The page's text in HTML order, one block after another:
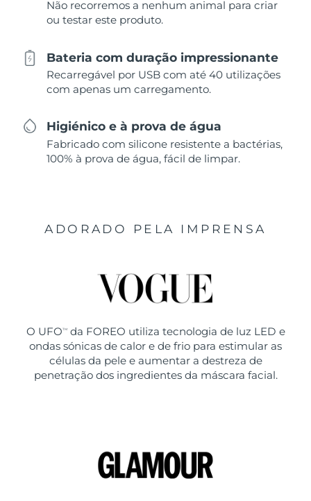
Não recorremos a nenhum animal para criar
ou testar este produto.
Bateria com duração impressionante
Recarregável por USB com até 40 utilizações
com apenas um carregamento.
Higiénico e à prova de água
Fabricado com silicone resistente a bactérias,
100% à prova de água, fácil de limpar.
ADORADO PELA IMPRENSA
O UFO TMda FOREO utiliza tecnologia de luz LED e
ondas sónicas de calor e de frio para estimular as
células da pele e aumentar a destreza de
penetração dos ingredientes da máscara facial.